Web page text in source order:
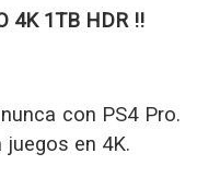
4K 1TB HDR !!
con PS4 Pro.
en 4K.